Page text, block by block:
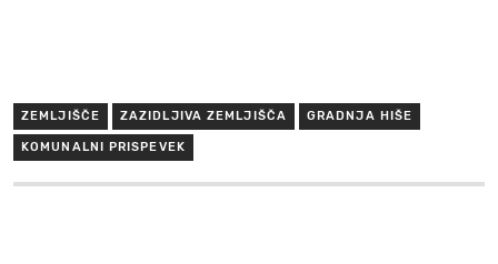
ZEMLJIŠČE ZAZIDLJIVA ZEMLJIŠČA GRADNJA HIŠE
KOMUNALNI PRISPEVEK